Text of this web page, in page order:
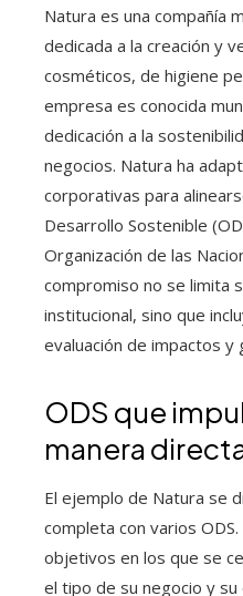
Natura es una compañía
dedicada a la creación y
cosméticos, de higiene
empresa es conocida
dedicación a la
negocios. Natura ha
corporativas para
Desarrollo Sostenible
Organización de las
compromiso no se limita
institucional, sino que
evaluación de impactos
ODS que
manera
El ejemplo de Natura se
completa con varios
objetivos en los que se
el tipo de su negocio y